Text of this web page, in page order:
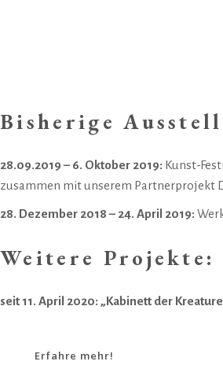
Bisherige
28.09.2019 – 6. Oktober 2019: Kunst-
zusammen mit unserem Partnerprojekt
28. Dezember 2018 – 24. April 2019:
Weitere Projekte:
seit 11. April 2020: „Kabinett der
Erfahre mehr!